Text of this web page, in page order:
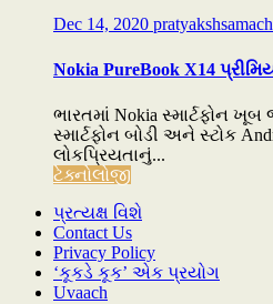
Dec 14, 2020
Nokia PureBook X14
ભારતમાં Nokia સ્માર્ટફોન
સ્માર્ટફોન બોડી અને સ્ટોક
લોકપ્રિયતાનું...
ટેક્નોલોજી
પ્રત્યક્ષ વિશે
Contact Us
Privacy Policy
‘કૂકડે કૂક’ એક પ્રયોગ
Uvaach